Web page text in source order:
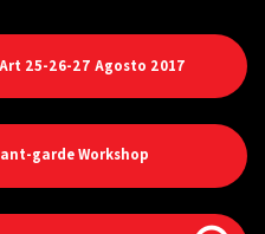
25-26-27 Agosto 2017
garde Workshop